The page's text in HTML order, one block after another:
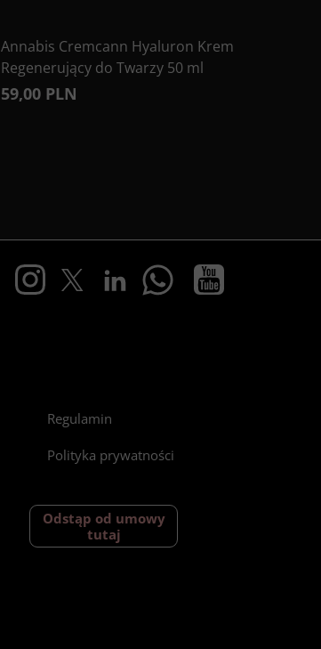
Annabis Cremcann Hyaluron Krem
Regenerujący do Twarzy 50 ml
59,00 PLN
Odstąp od umowy
tutaj
Regulamin
Polityka prywatności